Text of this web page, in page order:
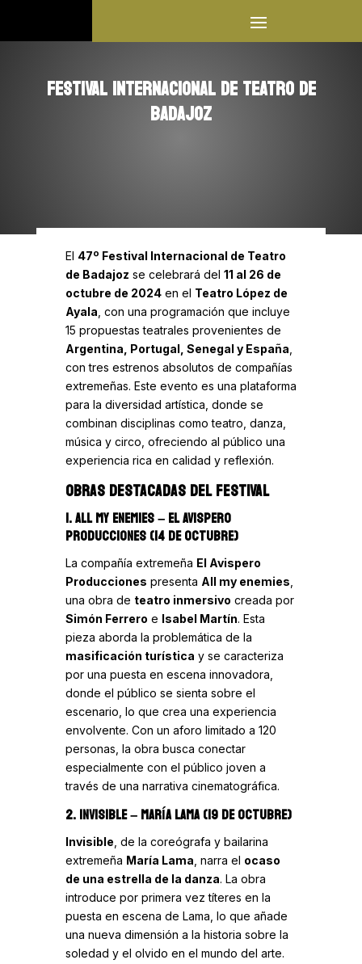
FESTIVAL INTERNACIONAL DE TEATRO DE
BADAJOZ
El 47º Festival Internacional de Teatro
de Badajoz se celebrará del 11 al 26 de
octubre de 2024en el Teatro López de
Ayala , con una programación que incluye
15 propuestas teatrales provenientes de
Argentina, Portugal, Senegal y España
con tres estrenos absolutos de compañías
extremeñas. Este evento es una plataforma
para la diversidad artística, donde se
combinan disciplinas como teatro, danza,
música y circo, ofreciendo al público una
experiencia rica en calidad y reflexión.
OBRAS DESTACADAS DEL FESTIVAL
1. ALL MY ENEMIES– EL AVISPERO
PRODUCCIONES (14 DE OCTUBRE)
La compañía extremeña El Avispero
Producciones presenta All my enemies
una obra de teatro inmersivo creada por
Simón Ferrero e Isabel Martín. Esta
pieza aborda la problemática de la
masificación turística y se caracteriza
por una puesta en escena innovadora,
donde el público se sienta sobre el
escenario, lo que crea una experiencia
envolvente. Con un aforo limitado a 120
personas, la obra busca conectar
especialmente con el público joven a
través de una narrativa cinematográfica.
2. INVISIBLE– MARÍA LAMA (19 DE OCTUBRE)
Invisible , de la coreógrafa y bailarina
extremeña María Lama , narra el ocaso
de una estrella de la danza. La obra
introduce por primera vez títeres en la
puesta en escena de Lama, lo que añade
una nueva dimensión a la historia sobre la
soledad y el olvido en el mundo del arte.